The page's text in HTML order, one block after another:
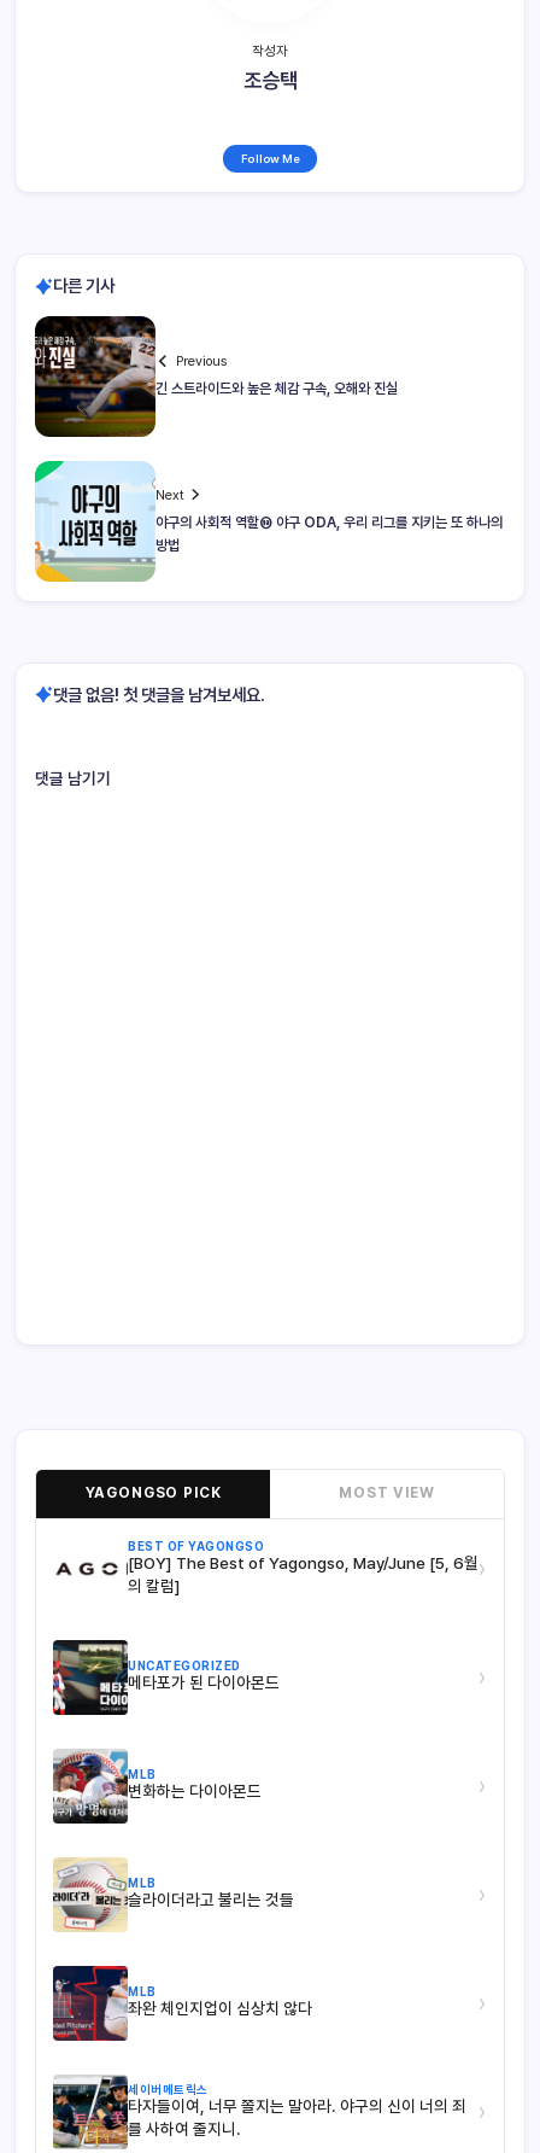
작성자
조승택
Follow Me
다른 기사
Previous
긴 스트라이드와 높은 체감 구속, 오해와 진실
Next
야구의 사회적 역할⑲ 야구 ODA, 우리 리그를 지키는 또 하나의
방법
댓글 없음! 첫 댓글을 남겨보세요.
댓글 남기기
YAGONGSO PICK MOST VIEW
BEST OF YAGONGSO
[BOY] The Best of Yagongso, May/June [5, 6월
의 칼럼]
›
UNCATEGORIZED
메타포가 된 다이아몬드 ›
MLB
변화하는 다이아몬드 ›
MLB
슬라이더라고 불리는 것들 ›
MLB
좌완 체인지업이 심상치 않다 ›
세이버메트릭스
타자들이여, 너무 쫄지는 말아라. 야구의 신이 너의 죄
를 사하여 줄지니.
›